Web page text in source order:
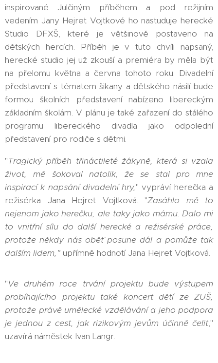
inspirované Julčiným příběhem a pod režijním
vedením Jany Hejret Vojtkové ho nastuduje herecké
Studio DFXŠ, které je většinově postaveno na
dětských hercích. Příběh je v tuto chvíli napsaný,
herecké studio jej už zkouší a premiéra by měla být
na přelomu května a června tohoto roku. Divadelní
představení s tématem šikany a dětského násilí bude
formou školních představení nabízeno libereckým
základním školám. V plánu je také zařazení do stálého
programu libereckého divadla jako odpolední
představení pro rodiče s dětmi.
"Tragický příběh třináctileté žákyně, která si vzala
život, mě šokoval natolik, že se stal pro mne
inspirací k napsání divadelní hry," vypráví herečka a
režisérka Jana Hejret Vojtková. "Zasáhlo mě to
nejenom jako herečku, ale taky jako mámu. Dalo mi
to vnitřní sílu do další herecké a režisérské práce,
protože někdy nás oběť posune dál a pomůže tak
dalším lidem," upřímně hodnotí Jana Hejret Vojtková.
"Ve druhém roce trvání projektu bude výstupem
probíhajícího projektu také koncert dětí ze ZUŠ,
protože právě umělecké vzdělávání a jeho podpora
je jednou z cest, jak rizikovým jevům účinně čelit,"
uzavírá náměstek Ivan Langr.